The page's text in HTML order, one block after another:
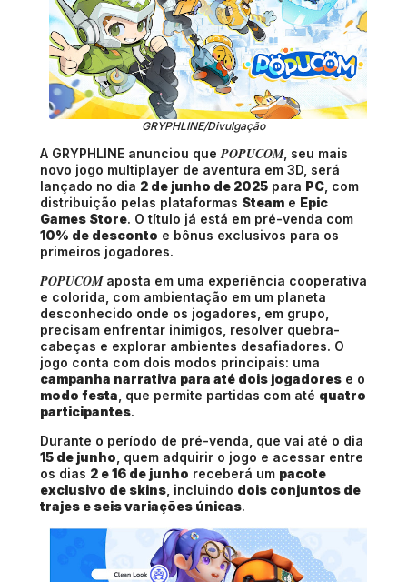
GRYPHLINE/Divulgação
A GRYPHLINE anunciou que POPUCOM, seu mais
novo jogo multiplayer de aventura em 3D, será
lançado no dia 2 de junho de 2025 para PC , com
distribuição pelas plataformas Steam e Epic
Games Store. O título já está em pré-venda com
10% de desconto e bônus exclusivos para os
primeiros jogadores.
POPUCOMaposta em uma experiência cooperativa
e colorida, com ambientação em um planeta
desconhecido onde os jogadores, em grupo,
precisam enfrentar inimigos, resolver quebra-
cabeças e explorar ambientes desafiadores. O
jogo conta com dois modos principais: uma
campanha narrativa para até dois jogadores e o
modo festa , que permite partidas com até quatro
participantes.
Durante o período de pré-venda, que vai até o dia
15 de junho , quem adquirir o jogo e acessar entre
os dias 2 e 16 de junho receberá um pacote
exclusivo de skins , incluindo dois conjuntos de
trajes e seis variações únicas.